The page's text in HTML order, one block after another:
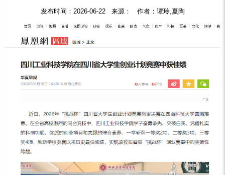
发布时间：2026-06-22 来源： 作者：谭玲,夏陶